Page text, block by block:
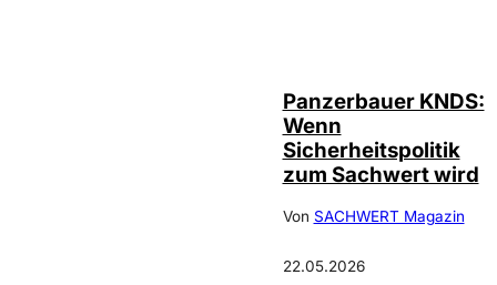
Panzerbauer KNDS:
Wenn
Sicherheitspolitik
zum Sachwert wird
Von SACHWERT Magazin
22.05.2026